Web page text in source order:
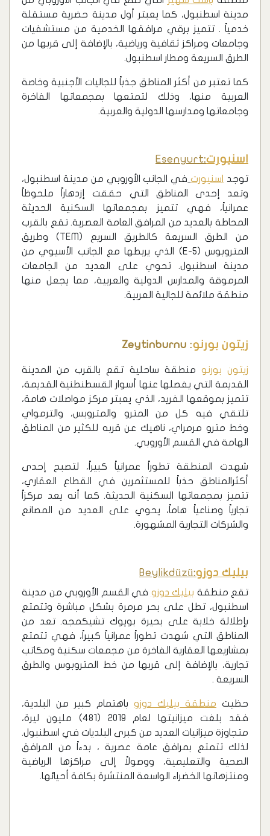
مدينة اسطنبول، كما يعبتر أول مدينة حضرية مستقلة
خدمياً . تتميز برقي مرافقها الخدمية من مستشفيات
وجامعات ومراكز ثقافية ورياضية، بالإضافة إلى قربها من
الطرق السريعة ومطار اسطنبول.
كما تعتبر من أكثر المناطق جذباً للجاليات الأجنبية وخاصة
العربية منها، وذلك لتمتعها بمجمعاتها الفاخرة
وجامعاتها ومدارسها الدولية والعربية.
اسنيورت:
Esenyurt
توجد اسنيورت في الجانب الأوروبي من مدينة اسطنبول،
وتعد إحدى المناطق التي حققت إزدهاراً ملحوظاً
عمرانياً، فهي تتميز بمجمعاتها السكنية الحديثة
المحاطة بالعديد من المرافق العامة العصرية. تقع بالقرب
من الطرق السريعة كالطريق السريع (TEM) وطريق
المتروبوس (E-5) الذي يربطها مع الجانب الأسيوي من
مدينة اسطنبول. تحوي على العديد من الجامعات
المرموقة والمدارس الدولية والعربية، مما يجعل منها
منطقة ملائمة للجالية العربية.
زيتون بورنو: Zeytinburnu
زيتون بورنو منطقة ساحلية تقع بالقرب من المدينة
القديمة التي يفصلها عنها أسوار القسطنطنية القديمة،
تتميز بموقعها الفريد، الذي يعبتر مركز مواصلات هامة،
تلتقي فيه كل من المترو والمتروبس، والترمواي
وخط مترو مرمراي، ناهيك عن قربه للكثير من المناطق
الهامة في القسم الأوروبي.
شهدت المنطقة تطوراً عمرانياً كبيراً، لتصبح إحدى
أكثرالمناطق حذباً للمستثمرين في القطاع العقاري،
تتميز بمجمعاتها السكنية الحديثة. كما أنه يعد مركزاً
تجارياً وصناعياً هاماً، يحوي على العديد من المصانع
والشركات التجارية المشهورة.
بيليك دوزو:
Beylikdüzü
تقع منطقة بيليك دوزو في القسم الأوروبي من مدينة
اسطنبول، تطل على بحر مرمرة بشكل مباشرة وتتمتع
بإطلالة خلابة على بحيرة بويوك تشيكمجه. تعد من
المناطق التي شهدت تطوراً عمرانياً كبيراً، فهي تتمتع
بمشاريعها العقارية الفاخرة من مجمعات سكنية ومكاتب
تجارية، بالإضافة إلى قربها من خط المتروبوس والطرق
السريعة .
حظيت منطقة بيليك دوزو باهتمام كبير من البلدية،
فقد بلغت ميزانيتها لعام 2019 (481) مليون ليرة،
متجاوزة ميزانيات العديد من كبرى البلديات في اسطنبول.
لذلك تتمتع بمرافق عامة عصرية ، بدءاً من المرافق
الصحية والتعليمية، ووصولاً إلى مراكزها الرياضية
ومنتزهاتها الخضراء الواسعة المنتشرة بكافة أحيائها.